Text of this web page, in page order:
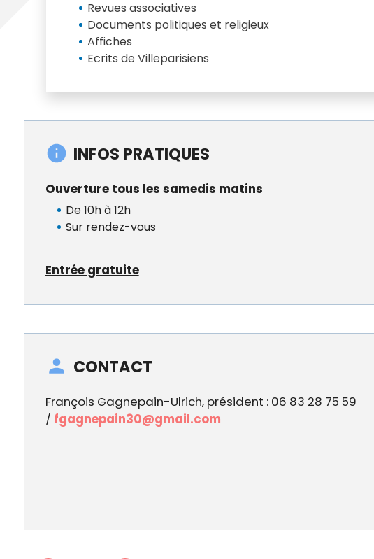
Revues associatives
Documents politiques et religieux
Affiches
Ecrits de Villeparisiens
INFOS PRATIQUES
Ouverture tous les samedis matins
De 10h à 12h
Sur rendez-vous
Entrée gratuite
CONTACT
François Gagnepain-Ulrich, président : 06 83 28 75 59
/ fgagnepain30@gmail.com